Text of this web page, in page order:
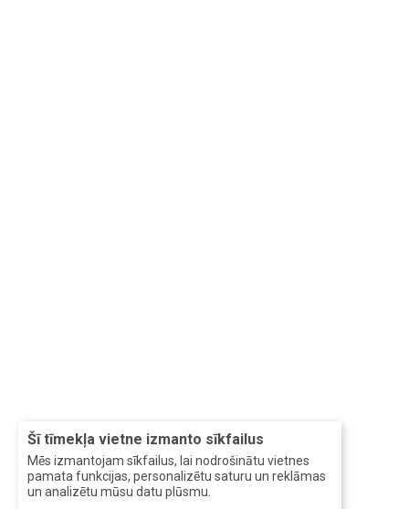
Šī tīmekļa vietne izmanto sīkfailus
Mēs izmantojam sīkfailus, lai nodrošinātu vietnes
pamata funkcijas, personalizētu saturu un reklāmas
un analizētu mūsu datu plūsmu.